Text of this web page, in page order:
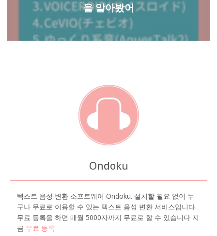
을 알아봤어
Ondoku
텍스트 음성 변환 소프트웨어 Ondoku. 설치할 필요 없이 누
구나 무료로 이용할 수 있는 텍스트 음성 변환 서비스입니다.
무료 등록을 하면 매월 5000자까지 무료로 할 수 있습니다 지
금 무료 등록